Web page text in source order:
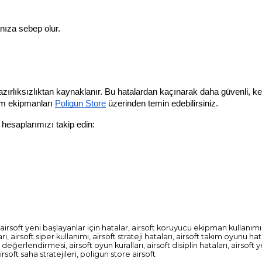
sebep olur.
kaynaklanır. Bu hatalardan kaçınarak daha güvenli,
ekipmanları Poligun Store üzerinden temin edebilirsiniz.
takip edin:
yeni başlayanlar için hatalar, airsoft koruyucu ekipman
siper kullanımı, airsoft strateji hataları, airsoft takım oyunu
airsoft oyun kuralları, airsoft disiplin hataları, airsoft
saha stratejileri, poligun store airsoft